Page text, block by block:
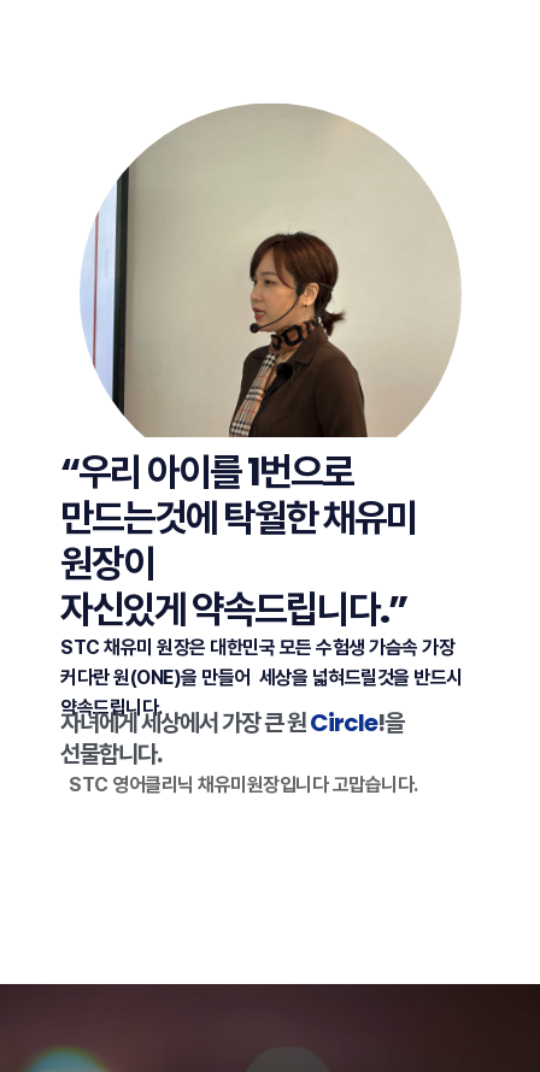
“우리 아이를 1번으로
만드는것에 탁월한 채유미
원장이
자신있게 약속드립니다.”
STC 채유미 원장은 대한민국 모든 수험생 가슴속 가장
커다란 원(ONE)을 만들어 세상을 넓혀드릴것을 반드시
약속드립니다.
자녀에게 세상에서 가장 큰 원Circle!을
선물합니다.
STC 영어클리닉 채유미원장입니다 고맙습니다.